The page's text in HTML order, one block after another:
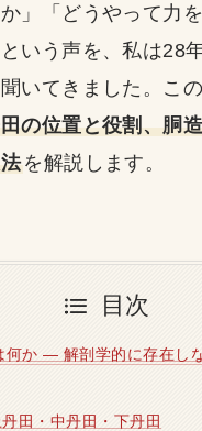
」「どうやって力
いう声を、私は28
いてきました。この
の位置と役割、胴
を解説します。
目次
何か ― 解剖学的に存在し
丹田・中丹田・下丹田